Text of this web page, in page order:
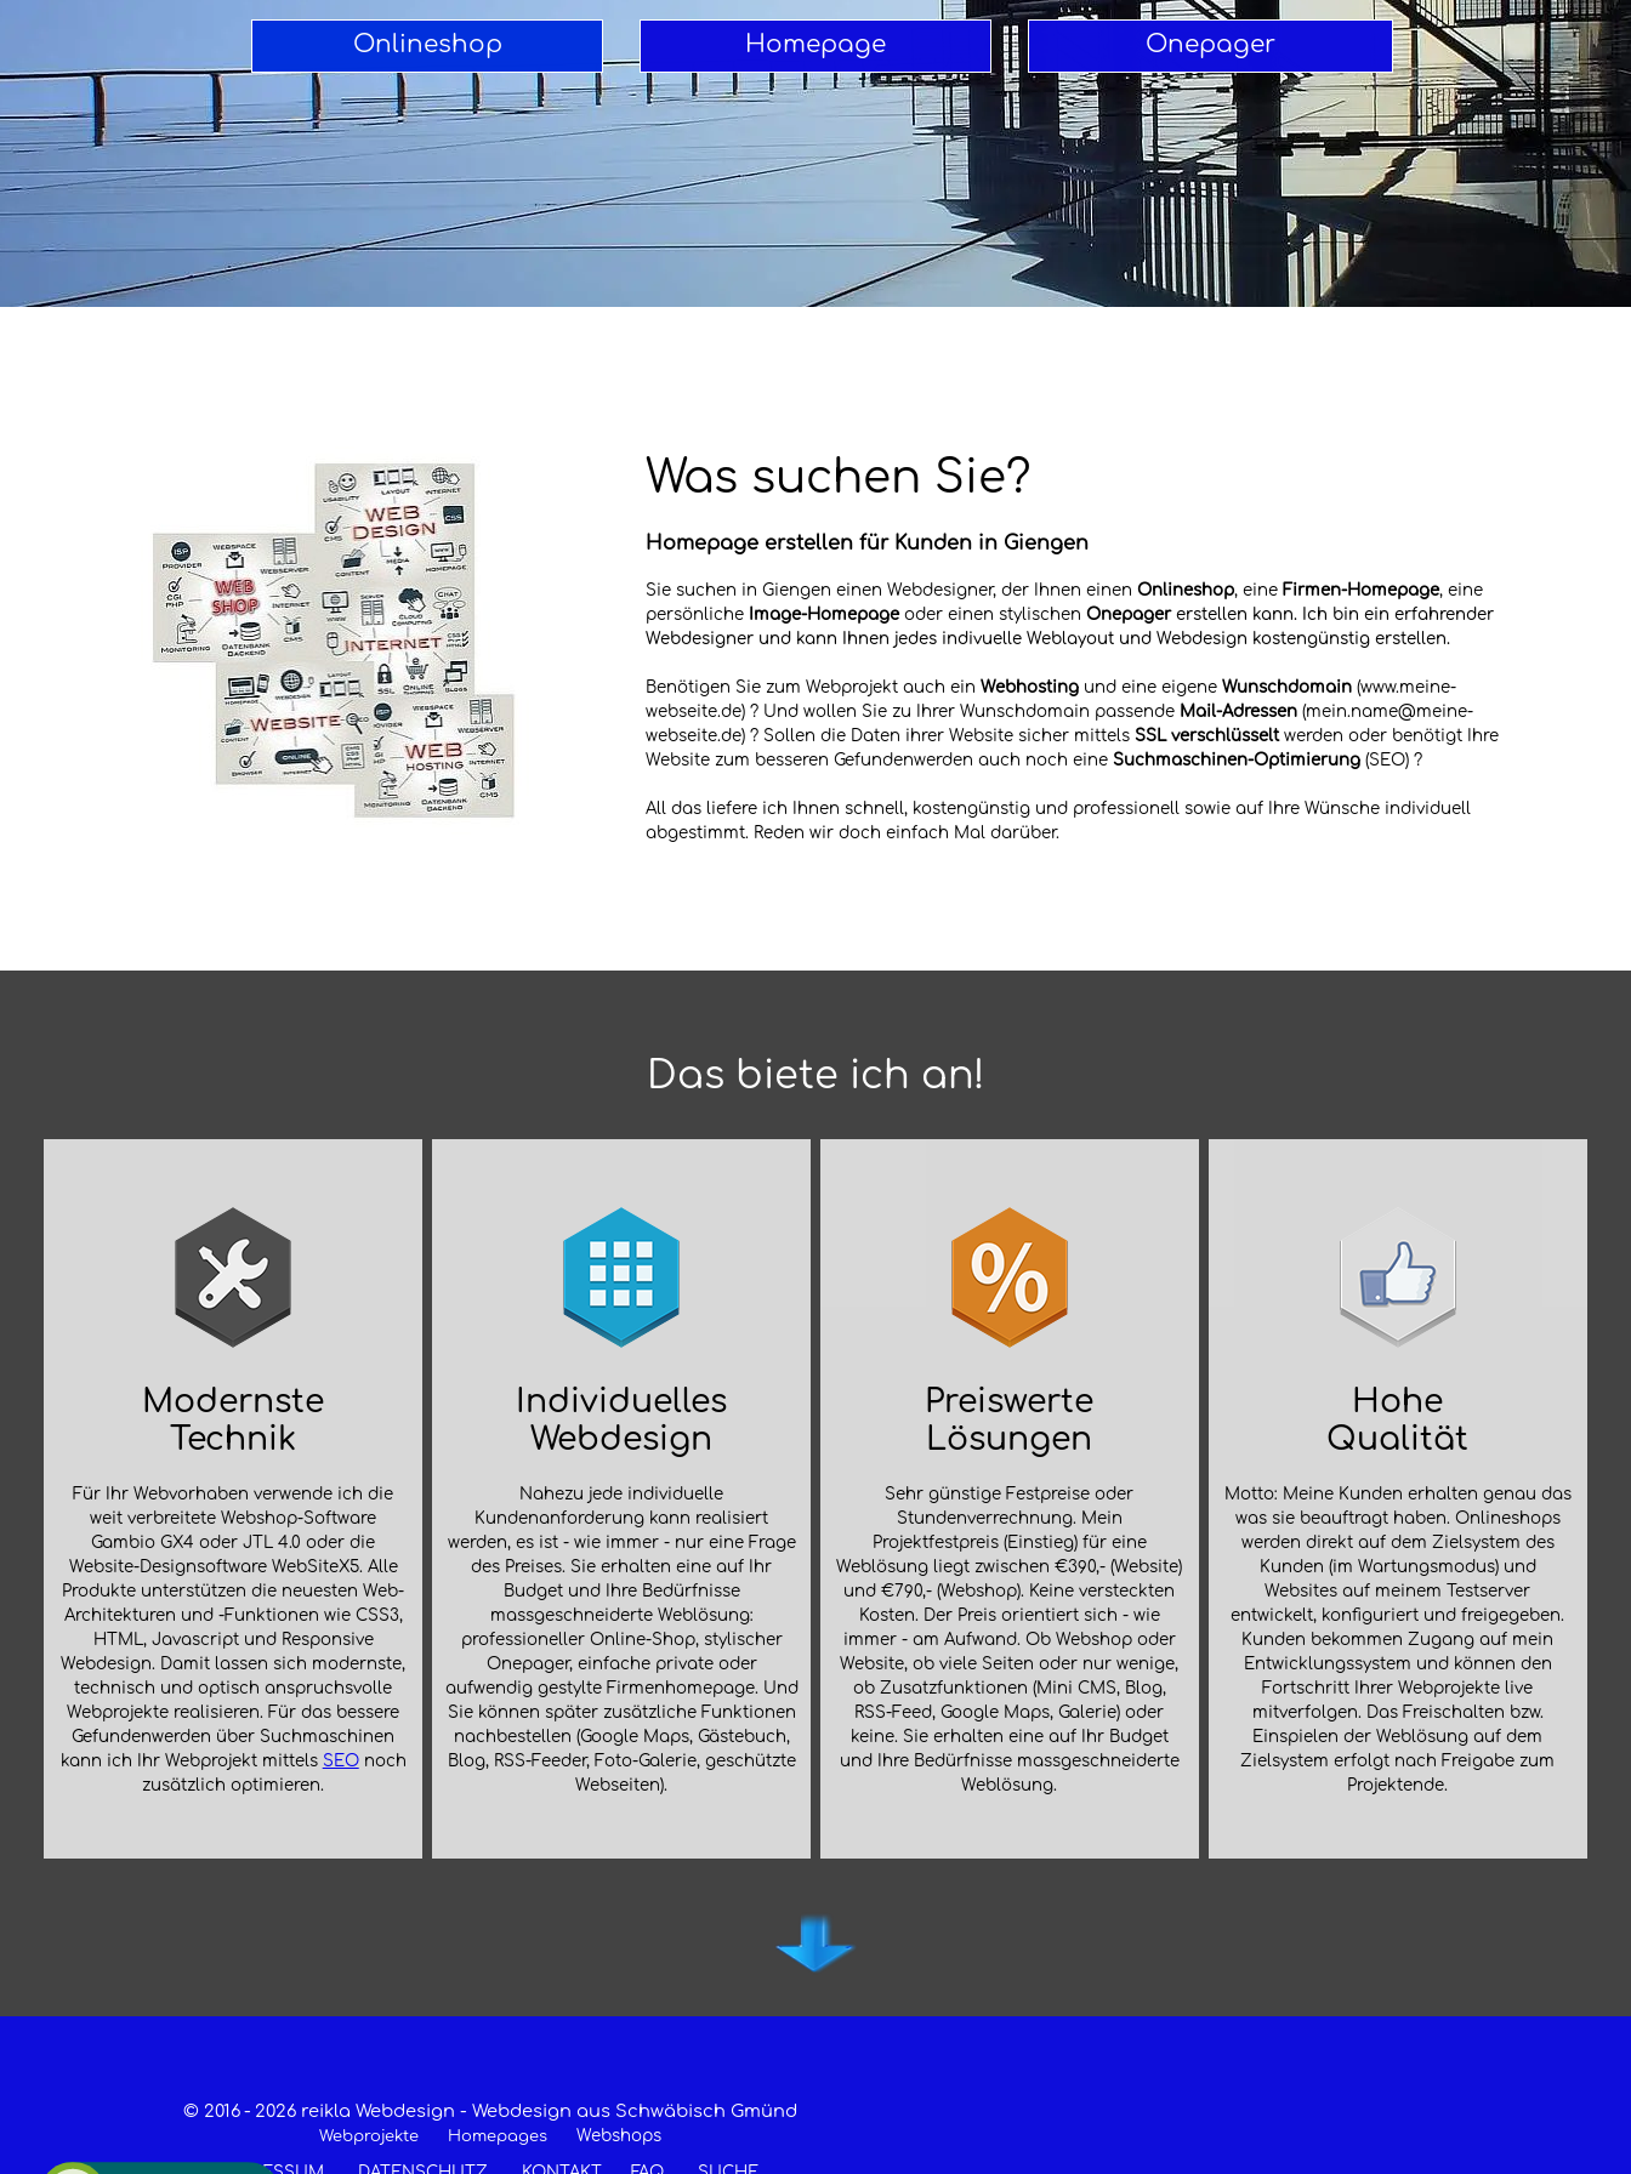
Onlineshop Homepage Onepager
Was suchen Sie?
Homepage erstellen für Kunden in Giengen
Sie suchen in Giengen einen Webdesigner, der Ihnen einen Onlineshop, eine Firmen-Homepage, eine
persönliche Image-Homepage oder einen stylischen Onepager erstellen kann. Ich bin ein erfahrender
Webdesigner und kann Ihnen jedes indivuelle Weblayout und Webdesign kostengünstig erstellen.
Benötigen Sie zum Webprojekt auch ein Webhosting und eine eigene Wunschdomain (www.meine-
webseite.de) ? Und wollen Sie zu Ihrer Wunschdomain passende Mail-Adressen (mein.name@meine-
webseite.de) ? Sollen die Daten ihrer Website sicher mittels SSL verschlüsselt werden oder benötigt Ihre
Websitezum besseren Gefundenwerden auch nocheine Suchmaschinen-Optimierung (SEO) ?
All das liefere ich Ihnen schnell, kostengünstig und professionell sowie auf Ihre Wünsche individuell
abgestimmt. Reden wir doch einfach Mal darüber.
Das biete ich an!
Modernste
Technik
Für Ihr Webvorhaben verwende ich die
weit verbreitete Webshop-Software
Gambio GX4 oder JTL 4.0 oder die
Website-Designsoftware WebSiteX5. Alle
Produkte unterstützen die neuesten Web-
Architekturen und -Funktionen wie CSS3,
HTML, Javascript und Responsive
Webdesign. Damit lassen sich modernste,
technisch und optisch anspruchsvolle
Webprojekte realisieren. Für das bessere
Gefundenwerden über Suchmaschinen
kann ich Ihr Webprojekt mittels SEOnoch
zusätzlich optimieren.
Individuelles
Webdesign
Nahezu jede individuelle
Kundenanforderung kann realisiert
werden, es ist - wie immer - nur eine Frage
des Preises. Sie erhalten eine auf Ihr
Budget und Ihre Bedürfnisse
massgeschneiderte Weblösung:
professioneller Online-Shop, stylischer
Onepager, einfache private oder
aufwendig gestylte Firmenhomepage. Und
Sie können später zusätzliche Funktionen
nachbestellen (Google Maps, Gästebuch,
Blog, RSS-Feeder, Foto-Galerie, geschützte
Webseiten).
Preiswerte
Lösungen
Sehr günstige Festpreise oder
Stundenverrechnung. Mein
Projektfestpreis (Einstieg) für eine
Weblösung liegt zwischen €390,- (Website)
und €790,- (Webshop). Keine versteckten
Kosten. Der Preis orientiert sich - wie
immer - am Aufwand. Ob Webshop oder
Website, ob viele Seiten oder nur wenige,
ob Zusatzfunktionen (Mini CMS, Blog,
RSS-Feed, Google Maps, Galerie) oder
keine. Sie erhalten eine auf Ihr Budget
und Ihre Bedürfnisse massgeschneiderte
Weblösung.
Hohe
Qualität
Motto: Meine Kunden erhalten genau das
was sie beauftragt haben. Onlineshops
werden direkt auf dem Zielsystem des
Kunden (im Wartungsmodus) und
Websites auf meinem Testserver
entwickelt, konfiguriert und freigegeben.
Kunden bekommen Zugang auf mein
Entwicklungssystem und können den
Fortschritt Ihrer Webprojekte live
mitverfolgen. Das Freischalten bzw.
Einspielen der Weblösung auf dem
Zielsystem erfolgt nach Freigabe zum
Projektende.
© 2016 - 2026 reikla Webdesign - Webdesign aus Schwäbisch Gmünd
Webprojekte Homepages
Webshops